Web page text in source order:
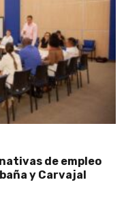
de empleo
y Carvajal